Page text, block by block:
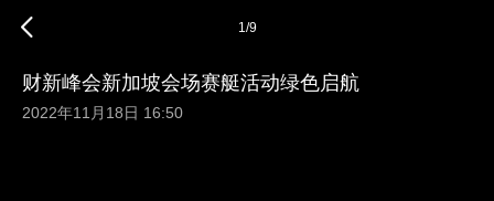
1/9
财新峰会新加坡会场赛艇活动绿色启航
2022年11月18日 16:50